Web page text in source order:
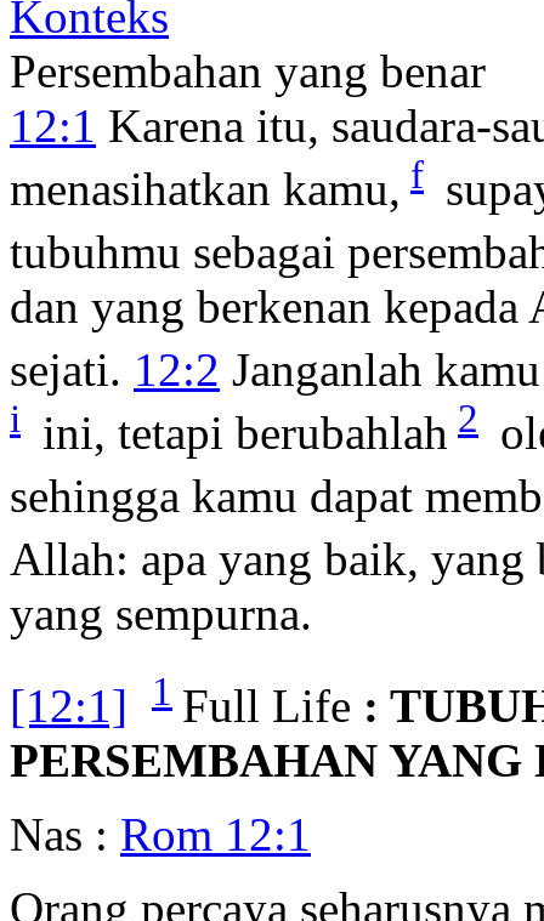
Konteks
Persembahan yang benar
12:1 Karena itu, saudara-
menasihatkan kamu, f
tubuhmu sebagai
dan yang berkenan
sejati. 12:2 Janganlah
i ini, tetapi berubahlah 2
sehingga kamu dapat
Allah: apa yang baik, yang
yang sempurna.
[12:1]
1 Full Life :
PERSEMBAHAN YANG
Nas : Rom 12:1
Orang percaya